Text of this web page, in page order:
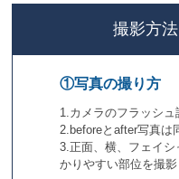
撮影方
①写真の撮り方
1.カメラのフラッシ
2.beforeとafter写真は
3.正面、横、フェイ
かりやすい部位を撮影